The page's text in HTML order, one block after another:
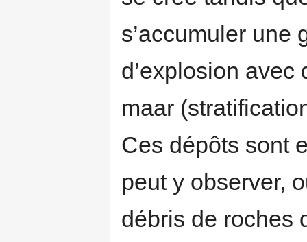
s’accumuler une
d’explosion
maar
Ces dépôts sont
peut y observer,
débris de roches